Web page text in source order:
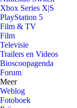
Xbox Series X|S
PlayStation 5
Film & TV
Film
Televisie
Trailers en Videos
Bioscoopagenda
Forum
Meer
Weblog
Fotoboek